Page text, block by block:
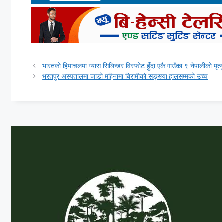
भारतको हिमाचलमा ग्यास सिलिन्डर विस्फोट हुँदा एकै गाउँका ९ नेपालीको
भरतपुर अस्पतालमा जाडो महिनामा बिरामीको सङ्ख्या हालसम्मको उच्च